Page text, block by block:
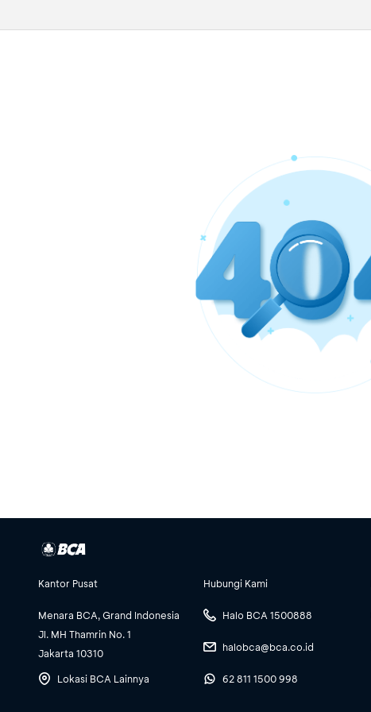
Kantor Pusat
Menara BCA, Grand Indonesia
Jl. MH Thamrin No. 1
Jakarta 10310
Lokasi BCA Lainnya
Hubungi Kami
Halo BCA 1500888
halobca@bca.co.id
62 811 1500 998